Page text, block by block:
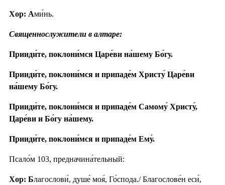
Хор: Ами́нь.
Священнослужители в алтаре:
Прииди́те, поклони́мся Царе́ви на́шему Бо́гу.
Прииди́те, поклони́мся и припаде́м Христу́ Царе́ви
на́шему Бо́гу.
Прииди́те, поклони́мся и припаде́м Самому́ Христу́,
Царе́ви и Бо́гу на́шему.
Прииди́те, поклони́мся и припаде́м Ему́.
Псало́м 103, предначина́тельный:
Хор: Благослови́, душе́ моя́, Го́спода./ Благослове́н еси́,